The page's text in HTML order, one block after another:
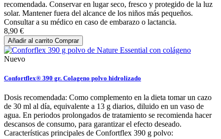
recomendada. Conservar en lugar seco, fresco y protegido de la luz
solar. Mantener fuera del alcance de los niños más pequeños.
Consultar a su médico en caso de embarazo o lactancia.
8,90 €
Añadir al carrito Comprar
Nuevo
Confortflex® 390 gr. Colageno polvo hidrolizado
Dosis recomendada: Como complemento en la dieta tomar un cazo
de 30 ml al día, equivalente a 13 g diarios, diluido en un vaso de
agua. En periodos prolongados de tratamiento se recomienda hacer
descansos de consumo, para garantizar el efecto deseado.
Características principales de Confortflex 390 g polvo: